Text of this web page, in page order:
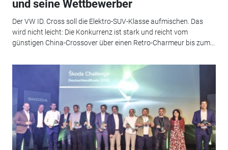
und seine Wettbewerber
Der VW ID. Cross soll die Elektro-SUV-Klasse aufmischen. Das
wird nicht leicht: Die Konkurrenz ist stark und reicht vom
günstigen China-Crossover über einen Retro-Charmeur bis zum...